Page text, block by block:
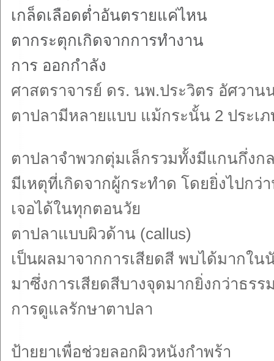
เกล็ดเลือดต่ำอันตรายแค่ไหน
ตากระตุกเกิดจากการทำงาน
การ ออกกำลัง
ศาสตราจารย์ ดร. นพ.ประวิตร อัศวา
ตาปลามีหลายแบบ แม้กระนั้น 2 ประเ
ตาปลาจำพวกตุ่มเล็กรวมทั้งมีแกนกึ่งก
มีเหตุที่เกิดจากผู้กระทำด โดยยิ่งไปก
เจอได้ในทุกตอนวัย
ตาปลาแบบผิวด้าน (callus)
เป็นผลมาจากการเสียดสี พบได้มากใ
มาซึ่งการเสียดสีบางจุดมากยิ่งกว่าธร
การดูแลรักษาตาปลา
ป้ายยาเพื่อช่วยลอกผิวหนังกำพร้า